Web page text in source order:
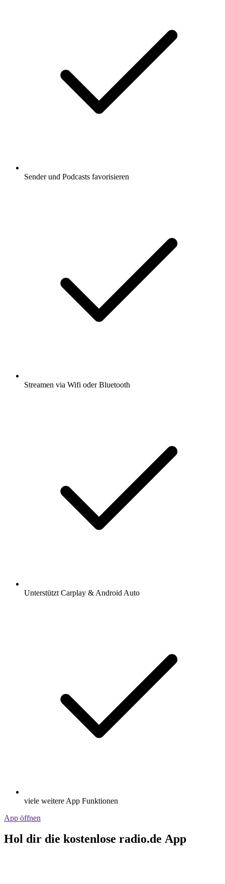
Sender und Podcasts favorisieren
Streamen via Wifi oder Bluetooth
Unterstützt Carplay & Android Auto
viele weitere App Funktionen
App öffnen
Hol dir die kostenlose radio.de App